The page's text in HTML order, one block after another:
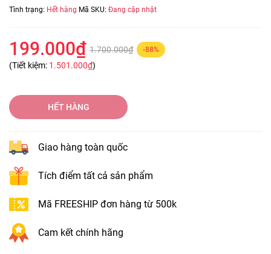
Tình trạng: Hết hàng Mã SKU: Đang cập nhật
199.000₫ 1.700.000₫ -88%
(Tiết kiệm: 1.501.000₫)
HẾT HÀNG
Giao hàng toàn quốc
Tích điểm tất cả sản phẩm
Mã FREESHIP đơn hàng từ 500k
Cam kết chính hãng